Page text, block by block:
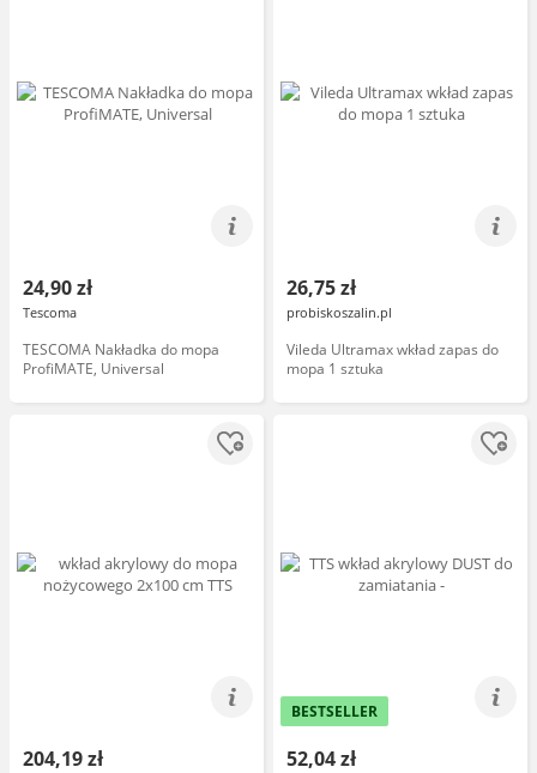
24,90 zł
Tescoma
TESCOMA Nakładka do mopa
ProfiMATE, Universal
26,75 zł
probiskoszalin.pl
Vileda Ultramax wkład zapas do
mopa 1 sztuka
204,19 zł
BESTSELLER
52,04 zł